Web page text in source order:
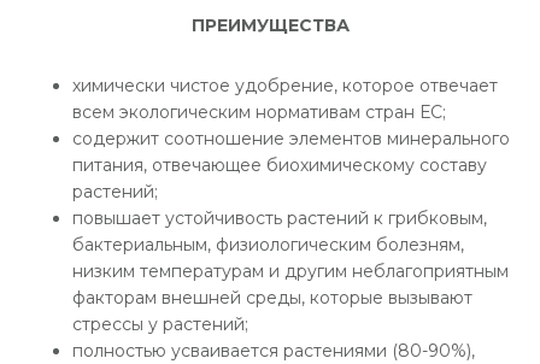
ПРЕИМУЩЕСТВА
химически чистое удобрение, которое отвечает
всем экологическим нормативам стран ЕС;
содержит соотношение элементов минерального
питания, отвечающее биохимическому составу
растений;
повышает устойчивость растений к грибковым,
бактериальным, физиологическим болезням,
низким температурам и другим неблагоприятным
факторам внешней среды, которые вызывают
стрессы у растений;
полностью усваивается растениями (80-90%),